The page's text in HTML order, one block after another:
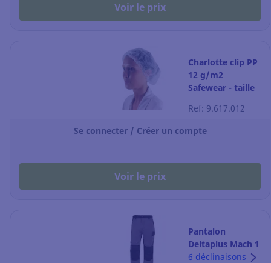
Voir le prix
Charlotte clip PP
12 g/m2
Safewear - taille
- par 100
Ref: 9.617.012
Se connecter / Créer un compte
Voir le prix
Pantalon
Deltaplus Mach 1
version 2 -
6 déclinaisons